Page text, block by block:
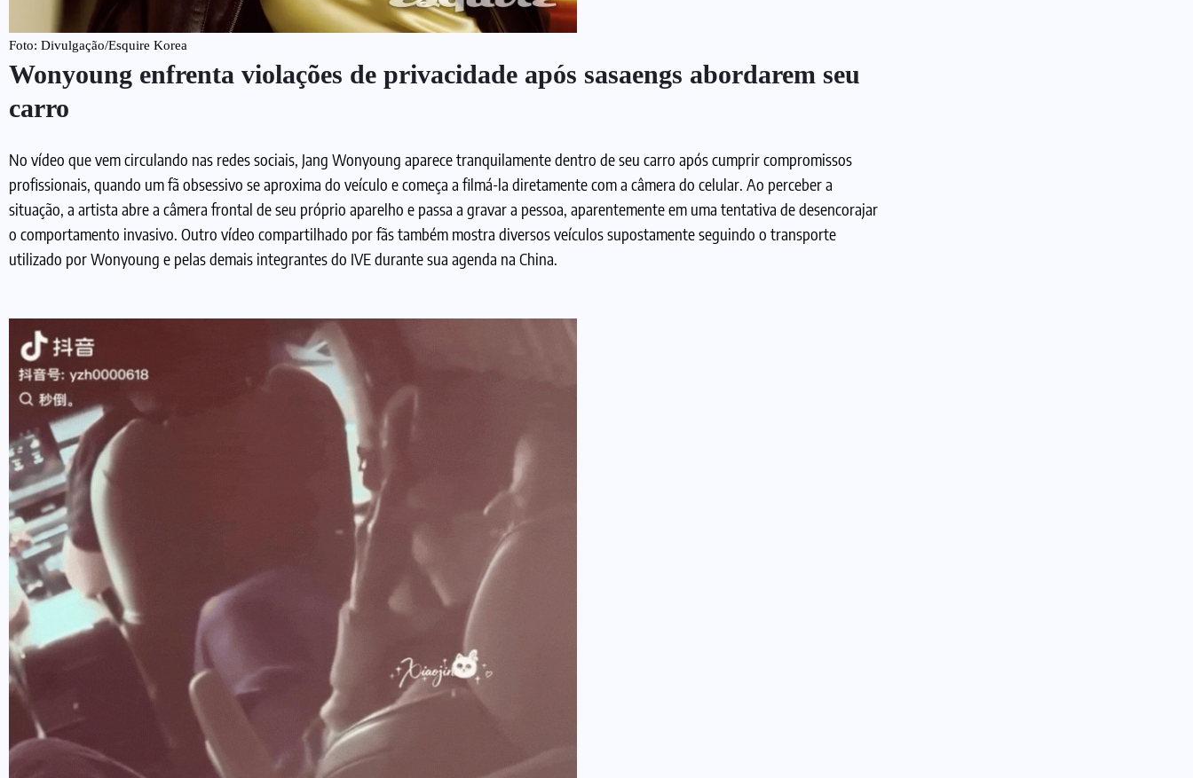
Foto: Divulgação/Esquire Korea
Wonyoung enfrenta violações de privacidade após sasaengs abordarem seu
carro
No vídeo que vem circulando nas redes sociais, Jang Wonyoung aparece tranquilamente dentro de seu carro após cumprir compromissos
profissionais, quando um fã obsessivo se aproxima do veículo e começa a filmá-la diretamente com a câmera do celular. Ao perceber a
situação, a artista abre a câmera frontal de seu próprio aparelho e passa a gravar a pessoa, aparentemente em uma tentativa de desencorajar
o comportamento invasivo. Outro vídeo compartilhado por fãs também mostra diversos veículos supostamente seguindo o transporte
utilizado por Wonyoung e pelas demais integrantes do IVE durante sua agenda na China.